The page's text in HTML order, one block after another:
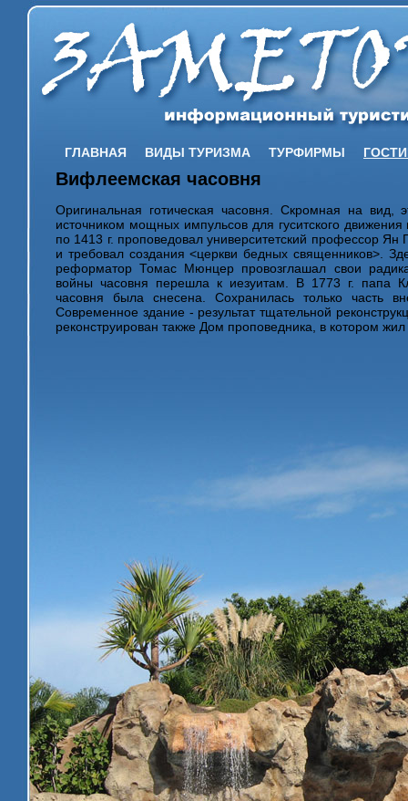
ГЛАВНАЯ ВИДЫ ТУРИЗМА ТУРФИРМЫ
Вифлеемская часовня
Оригинальная готическая часовня. Скромная на вид,
источником мощных импульсов для гуситского
по 1413 г. проповедовал университетский профессор
и требовал создания <церкви бедных священников>.
реформатор Томас Мюнцер провозглашал свои
войны часовня перешла к иезуитам. В 1773 г. папа
часовня была снесена. Сохранилась только часть
Современное здание - результат тщательной
реконструирован также Дом проповедника, в котором